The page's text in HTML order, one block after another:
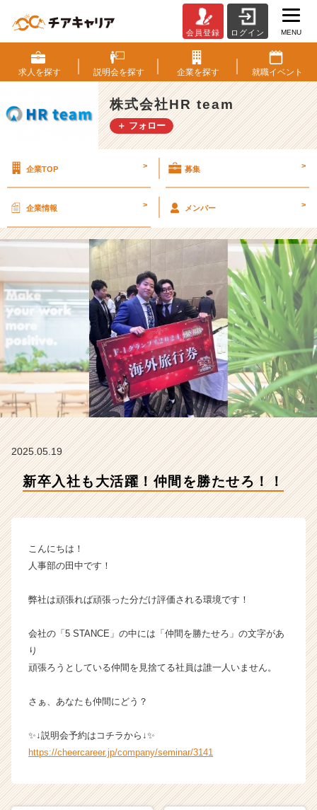
卒
入
社
も
大
活
を
せ
ろ！！
【株
会
社
H
R
t
e
a
m
の
イ
成
企
か
カ
ト
が
会員登録 ログイン MENU
求人を探す 説明会を探す 企業を探す 就職イベント
株式会社HR team
＋ フォロー
企業TOP > 募集 >
企業情報 > メンバー >
2025.05.19
新卒入社も大活躍！仲間を勝たせろ！！
こんにちは！
人事部の田中です！
弊社は頑張れば頑張った分だけ評価される環境です！
会社の「5 STANCE」の中には「仲間を勝たせろ」の文字があ
り
頑張ろうとしている仲間を見捨てる社員は誰一人いません。
さぁ、あなたも仲間にどう？
✨↓説明会予約はコチラから↓✨
https://cheercareer.jp/company/seminar/3141